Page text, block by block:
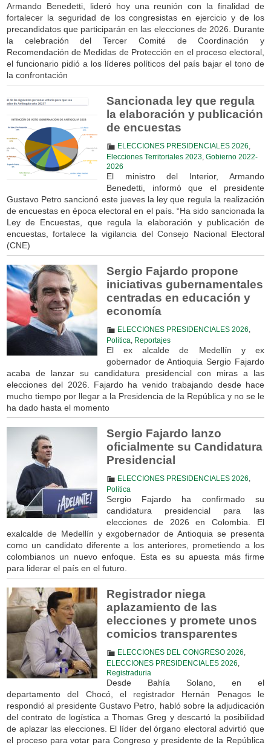
Armando Benedetti, lideró hoy una reunión con la finalidad de
fortalecer la seguridad de los congresistas en ejercicio y de los
precandidatos que participarán en las elecciones de 2026. Durante
la celebración del Tercer Comité de Coordinación y
Recomendación de Medidas de Protección en el proceso electoral,
el funcionario pidió a los líderes políticos del país bajar el tono de
la confrontación
Sancionada ley que regula
la elaboración y publicación
de encuestas
ELECCIONES PRESIDENCIALES 2026
Elecciones Territoriales 2023, Gobierno 2022-
2026
El ministro del Interior, Armando
Benedetti, informó que el presidente
Gustavo Petro sancionó este jueves la ley que regula la realización
de encuestas en época electoral en el país. “Ha sido sancionada la
Ley de Encuestas, que regula la elaboración y publicación de
encuestas, fortalece la vigilancia del Consejo Nacional Electoral
(CNE)
Sergio Fajardo propone
iniciativas gubernamentales
centradas en educación y
economía
ELECCIONES PRESIDENCIALES 2026
Política
Reportajes
El ex alcalde de Medellín y ex
gobernador de Antioquia Sergio Fajardo
acaba de lanzar su candidatura presidencial con miras a las
elecciones del 2026. Fajardo ha venido trabajando desde hace
mucho tiempo por llegar a la Presidencia de la República y no se le
ha dado hasta el momento
Sergio Fajardo lanzo
oficialmente su Candidatura
Presidencial
ELECCIONES PRESIDENCIALES 2026
Política
Sergio Fajardo ha confirmado su
candidatura presidencial para las
elecciones de 2026 en Colombia. El
exalcalde de Medellín y exgobernador de Antioquia se presenta
como un candidato diferente a los anteriores, prometiendo a los
colombianos un nuevo enfoque. Esta es su apuesta más firme
para liderar el país en el futuro.
Registrador niega
aplazamiento de las
elecciones y promete unos
comicios transparentes
ELECCIONES DEL CONGRESO 2026
ELECCIONES PRESIDENCIALES 2026
Registraduria
Desde Bahía Solano, en el
departamento del Chocó, el registrador Hernán Penagos le
respondió al presidente Gustavo Petro, habló sobre la adjudicación
del contrato de logística a Thomas Greg y descartó la posibilidad
de aplazar las elecciones. El líder del órgano electoral advirtió que
el proceso para votar para Congreso y presidente de la República